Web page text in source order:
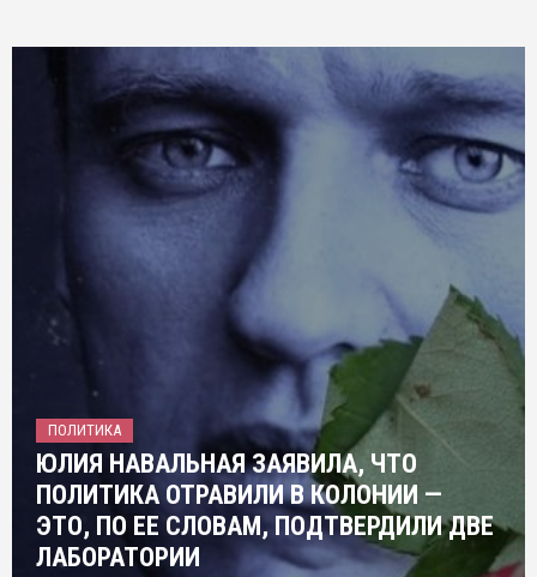
ПОЛИТИКА
ЮЛИЯ НАВАЛЬНАЯ ЗАЯВИЛА, ЧТО
ПОЛИТИКА ОТРАВИЛИ В КОЛОНИИ —
ЭТО, ПО ЕЕ СЛОВАМ, ПОДТВЕРДИЛИ ДВЕ
ЛАБОРАТОРИИ